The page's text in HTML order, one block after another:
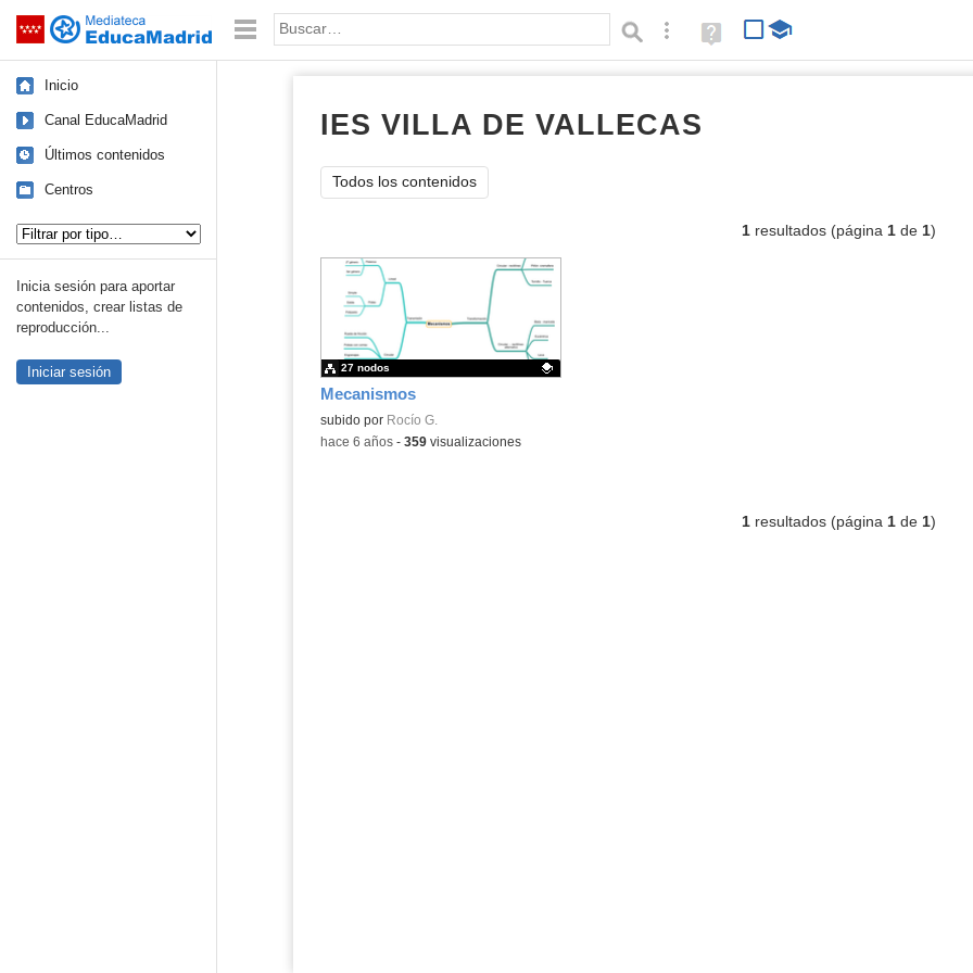
Saltar navegación Palabra o frase: Búsqueda avanzada
Ayuda
(en
Inicio
Canal EducaMadrid
Últimos contenidos
Centros
Inicia sesión para aportar
contenidos, crear listas de
reproducción...
Iniciar sesión
IES VILLA DE VALLECAS
Todos los contenidos
1resultados (página 1de 1)
Mecanismos- Contenido educativo
Contenido educativo.
subido por Rocío G.
27 nodos
-hace 6 años- 359visualizaciones
1resultados (página 1de 1)